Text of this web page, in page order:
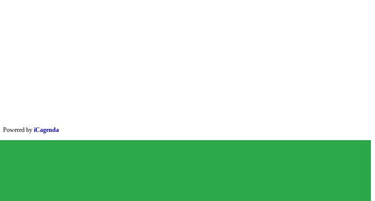
Powered by iCagenda